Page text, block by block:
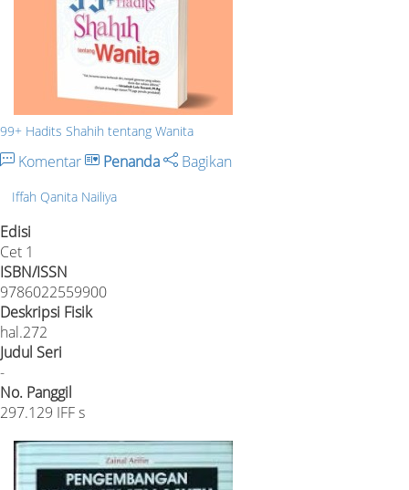
99+ Hadits Shahih tentang Wanita
Komentar Penanda Bagikan
Iffah Qanita Nailiya
Edisi
Cet 1
ISBN/ISSN
9786022559900
Deskripsi Fisik
hal.272
Judul Seri
-
No. Panggil
297.129 IFF s